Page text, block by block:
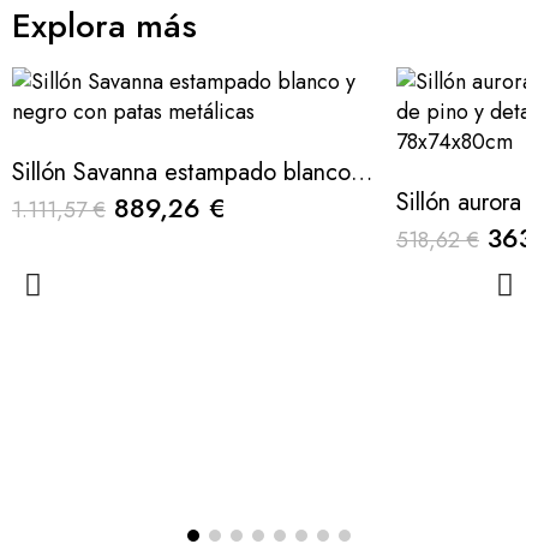
Explora más
Sillón Savanna estampado blanco y negro con patas metálicas
1.111,57 € 889,26 €
518,62 €